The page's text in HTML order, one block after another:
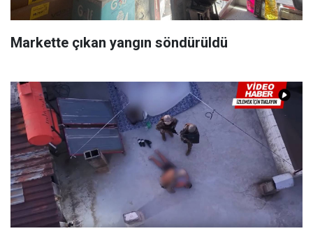
Markette çıkan yangın söndürüldü